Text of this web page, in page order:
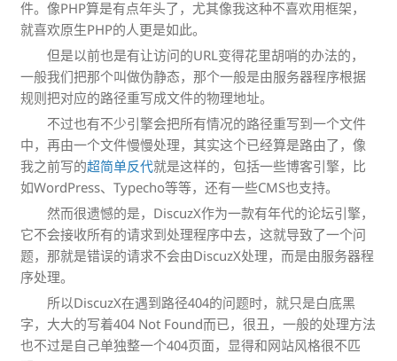
件。像PHP算是有点年头了，尤其像我这种不喜欢用框架，
就喜欢原生PHP的人更是如此。
但是以前也是有让访问的URL变得花里胡哨的办法的，
一般我们把那个叫做伪静态，那个一般是由服务器程序根据
规则把对应的路径重写成文件的物理地址。
不过也有不少引擎会把所有情况的路径重写到一个文件
中，再由一个文件慢慢处理，其实这个已经算是路由了，像
我之前写的超简单反代就是这样的，包括一些博客引擎，比
如WordPress、Typecho等等，还有一些CMS也支持。
然而很遗憾的是，DiscuzX作为一款有年代的论坛引擎，
它不会接收所有的请求到处理程序中去，这就导致了一个问
题，那就是错误的请求不会由DiscuzX处理，而是由服务器程
序处理。
所以DiscuzX在遇到路径404的问题时，就只是白底黑
字，大大的写着404 Not Found而已，很丑，一般的处理方法
也不过是自己单独整一个404页面，显得和网站风格很不匹